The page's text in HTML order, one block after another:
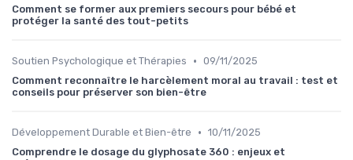
Comment se former aux premiers secours pour bébé et
protéger la santé des tout-petits
Soutien Psychologique et Thérapies • 09/11/2025
Comment reconnaître le harcèlement moral au travail : test et
conseils pour préserver son bien-être
Développement Durable et Bien-être • 10/11/2025
Comprendre le dosage du glyphosate 360 : enjeux et